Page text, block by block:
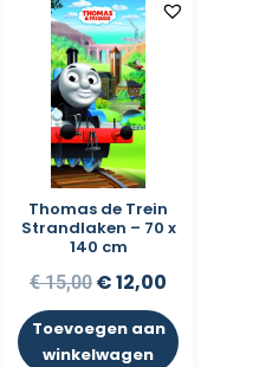
Thomas de Trein
Strandlaken – 70 x
140 cm
€15,00 €12,00
Toevoegen aan
winkelwagen